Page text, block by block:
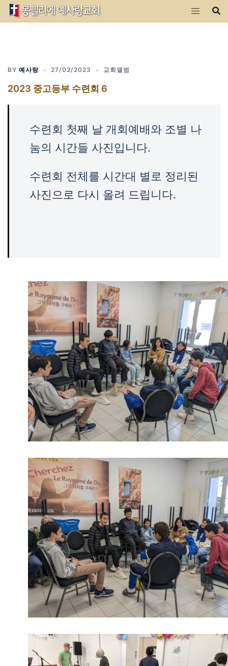
Skip
BY 예사랑 27/02/2023 교회앨범
2023 중고등부 수련회 6
수련회 첫째 날 개회예배와 조별 나
눔의 시간들 사진입니다.
수련회 전체를 시간대 별로 정리된
사진으로 다시 올려 드립니다.